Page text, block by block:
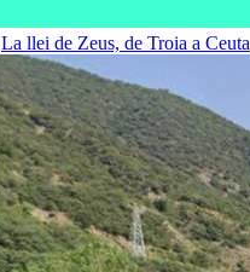
La llei de Zeus, de Troia a Ceuta